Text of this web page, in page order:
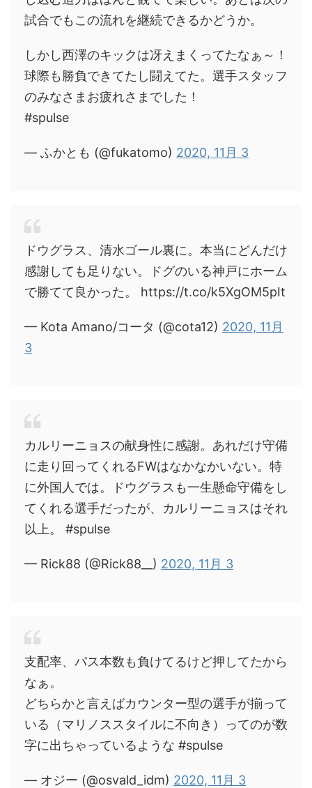
試合でもこの流れを継続できるかどうか。
しかし西澤のキックは冴えまくってたなぁ～！
球際も勝負できてたし闘えてた。選手スタッフ
のみなさまお疲れさまでした！
#spulse
— ふかとも (@fukatomo) 2020, 11月 3
ドウグラス、清水ゴール裏に。本当にどんだけ
感謝しても足りない。ドグのいる神戸にホーム
で勝てて良かった。 https://t.co/k5XgOM5pIt
— Kota Amano/コータ (@cota12) 2020, 11月
3
カルリーニョスの献身性に感謝。あれだけ守備
に走り回ってくれるFWはなかなかいない。特
に外国人では。ドウグラスも一生懸命守備をし
てくれる選手だったが、カルリーニョスはそれ
以上。 #spulse
— Rick88 (@Rick88__) 2020, 11月 3
支配率、パス本数も負けてるけど押してたから
なぁ。
どちらかと言えばカウンター型の選手が揃って
いる（マリノススタイルに不向き）ってのが数
字に出ちゃっているような #spulse
— オジー (@osvald_idm) 2020, 11月 3